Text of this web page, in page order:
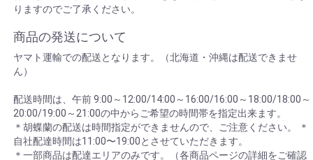
りますのでご了承ください。
商品の発送について
ヤマト運輸での配送となります。（北海道・沖縄は配送できませ
ん）
配送時間は、午前 9:00～12:00/14:00～16:00/16:00～18:00/18:00～
20:00/19:00～21:00の中からご希望の時間帯を指定出来ます。
＊胡蝶蘭の配送は時間指定ができませんので、ご注意ください。 ＊
自社配達時間は11:00〜19:00とさせていただきます。
＊一部商品は配達エリアのみです。（各商品ページの詳細をご確認